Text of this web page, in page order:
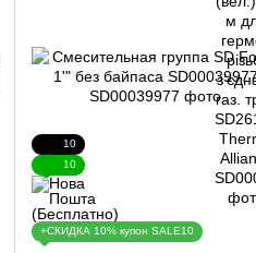
10
10
+СКИДКА 10% купон SALE10